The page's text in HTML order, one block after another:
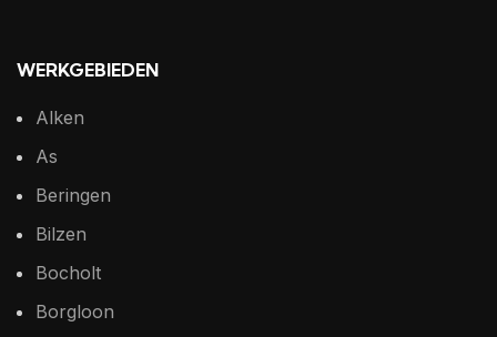
WERKGEBIEDEN
Alken
As
Beringen
Bilzen
Bocholt
Borgloon